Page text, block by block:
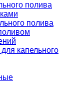
полива
полива
капельного